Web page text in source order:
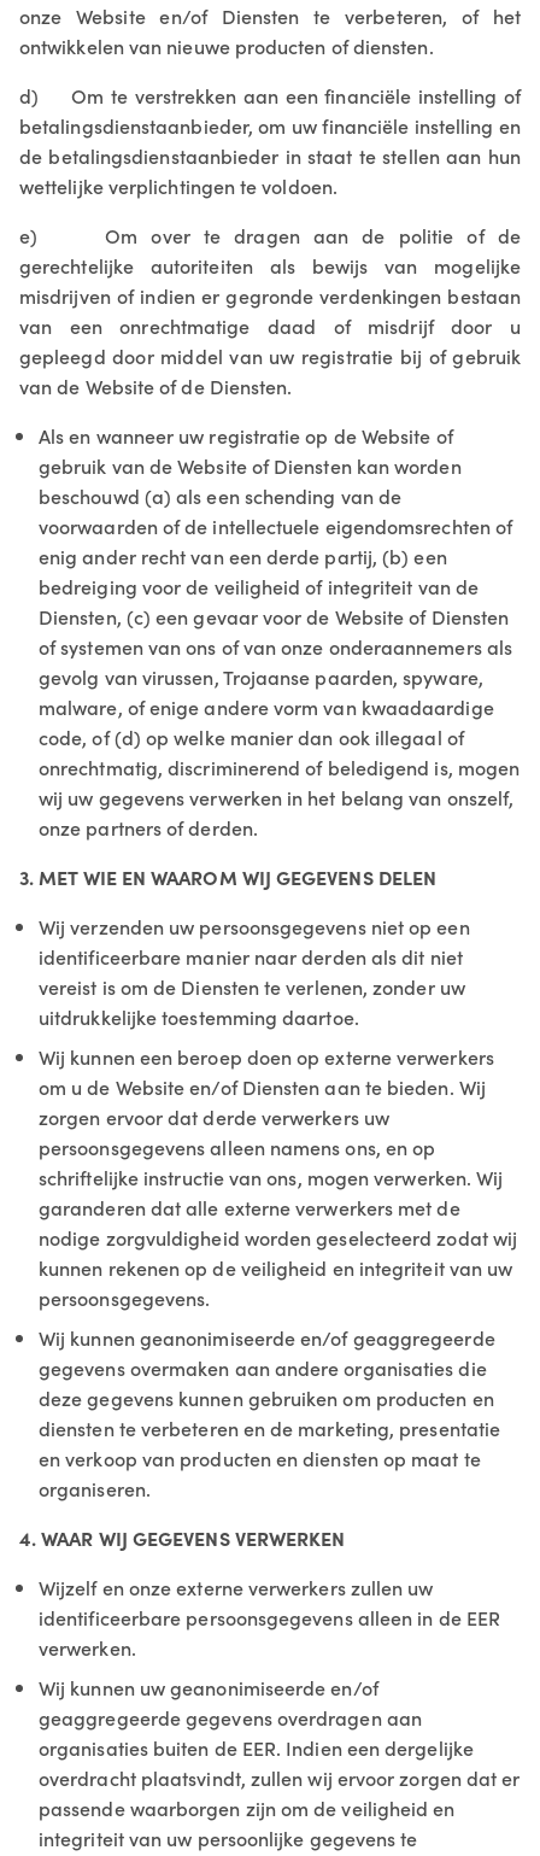
onze Website en/of Diensten te verbeteren, of het
ontwikkelen van nieuwe producten of diensten.
d) Om te verstrekken aan een financiële instelling of
betalingsdienstaanbieder, om uw financiële instelling en
de betalingsdienstaanbieder in staat te stellen aan hun
wettelijke verplichtingen te voldoen.
e) Om over te dragen aan de politie of de
gerechtelijke autoriteiten als bewijs van mogelijke
misdrijven of indien er gegronde verdenkingen bestaan
van een onrechtmatige daad of misdrijf door u
gepleegd door middel van uw registratie bij of gebruik
van de Website of de Diensten.
Als en wanneer uw registratie op de Website of
gebruik van de Website of Diensten kan worden
beschouwd (a) als een schending van de
voorwaarden of de intellectuele eigendomsrechten of
enig ander recht van een derde partij, (b) een
bedreiging voor de veiligheid of integriteit van de
Diensten, (c) een gevaar voor de Website of Diensten
of systemen van ons of van onze onderaannemers als
gevolg van virussen, Trojaanse paarden, spyware,
malware, of enige andere vorm van kwaadaardige
code, of (d) op welke manier dan ook illegaal of
onrechtmatig, discriminerend of beledigend is, mogen
wij uw gegevens verwerken in het belang van onszelf,
onze partners of derden.
3. MET WIE EN WAAROM WIJ GEGEVENS DELEN
Wij verzenden uw persoonsgegevens niet op een
identificeerbare manier naar derden als dit niet
vereist is om de Diensten te verlenen, zonder uw
uitdrukkelijke toestemming daartoe.
Wij kunnen een beroep doen op externe verwerkers
om u de Website en/of Diensten aan te bieden. Wij
zorgen ervoor dat derde verwerkers uw
persoonsgegevens alleen namens ons, en op
schriftelijke instructie van ons, mogen verwerken. Wij
garanderen dat alle externe verwerkers met de
nodige zorgvuldigheid worden geselecteerd zodat wij
kunnen rekenen op de veiligheid en integriteit van uw
persoonsgegevens.
Wij kunnen geanonimiseerde en/of geaggregeerde
gegevens overmaken aan andere organisaties die
deze gegevens kunnen gebruiken om producten en
diensten te verbeteren en de marketing, presentatie
en verkoop van producten en diensten op maat te
organiseren.
4. WAAR WIJ GEGEVENS VERWERKEN
Wijzelf en onze externe verwerkers zullen uw
identificeerbare persoonsgegevens alleen in de EER
verwerken.
Wij kunnen uw geanonimiseerde en/of
geaggregeerde gegevens overdragen aan
organisaties buiten de EER. Indien een dergelijke
overdracht plaatsvindt, zullen wij ervoor zorgen dat er
passende waarborgen zijn om de veiligheid en
integriteit van uw persoonlijke gegevens te